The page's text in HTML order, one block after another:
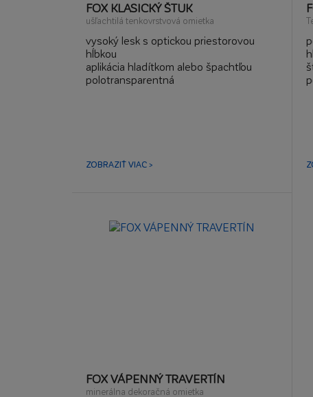
FOX KLASICKÝ ŠTUK
ušľachtilá tenkovrstvová omietka
vysoký lesk s optickou priestorovou
hĺbkou
aplikácia hladítkom alebo špachtľou
polotransparentná
ZOBRAZIŤ VIAC >
FOX VÁPENNÝ TRAVERTÍN
minerálna dekoračná omietka